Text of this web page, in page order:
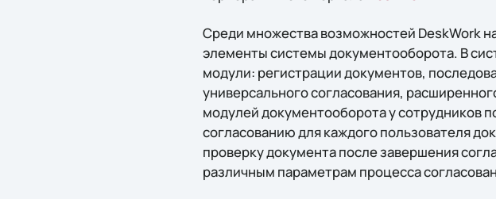
Среди множества возможностей DeskWork
элементы системы документооборота. В
модули: регистрации документов,
универсального согласования,
модулей документооборота у сотрудников
согласованию для каждого пользователя
проверку документа после завершения
различным параметрам процесса